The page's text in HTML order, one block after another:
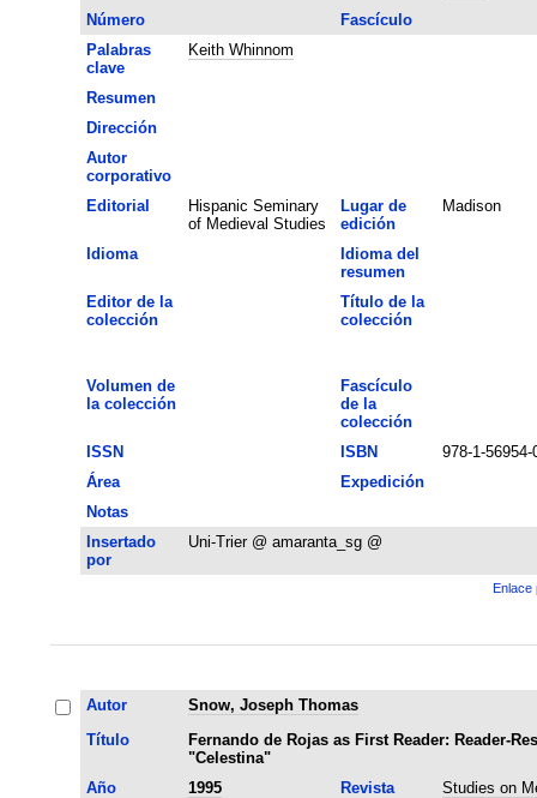
Número
Fascículo
Palabras
clave
Keith Whinnom
Resumen
Dirección
Autor
corporativo
Editorial
Hispanic Seminary
of Medieval Studies
Lugar de
edición
Madison
Idioma
Idioma del
resumen
Editor de la
colección
Título de la
colección
Volumen de
la colección
Fascículo
de la
colección
ISSN
ISBN
978-1-56954-
Área
Expedición
Notas
Insertado
por
Uni-Trier @ amaranta_sg @
Enlace
Autor
Snow, Joseph Thomas
Título
Fernando de Rojas as First Reader: Reader-
"Celestina"
Año
1995 Revista
Studies on